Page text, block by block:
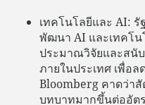
เทคโนโลยีและ AI:
พัฒนา AI และเทคโน
ประมาณวิจัยและสนั
ภายในประเทศ เพื่อ
Bloomberg คาดว่า
บทบาทมากขึ้นต่ออัต